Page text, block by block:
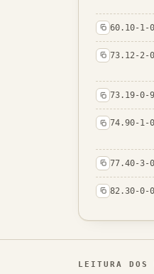
60.10-1-
73.12-2-
73.19-0-
74.90-1-
77.40-3-
82.30-0-
LEITURA DOS